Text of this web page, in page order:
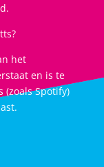
het
en is te
(zoals Spotify)